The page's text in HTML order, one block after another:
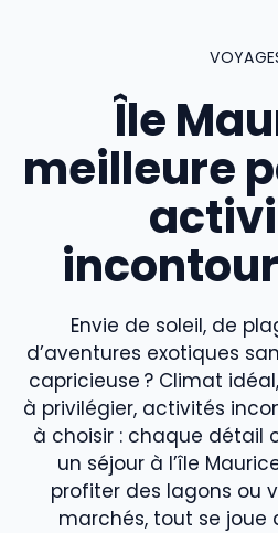
Île
meilleure
Envie de soleil, de
d’aventures exotiques
capricieuse ? Climat
à privilégier, activités
à choisir : chaque détail
un séjour à l’île
profiter des lagons ou
marchés, tout se joue